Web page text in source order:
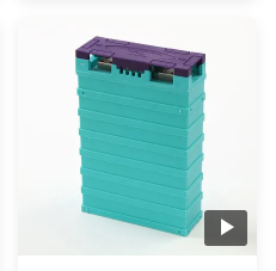
rate 1.0C End of charge
voltage 14.2V Standard
discharge rate 0.5C Max
discharge rate 1.0C
Instantaneous discharge rate